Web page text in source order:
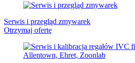
Serwis i przegląd zmywarek
Otrzymaj ofertę